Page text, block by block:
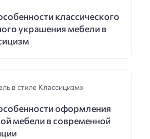
классического
украшения мебели в
в стиле Классицизм»
оформления
мебели в современной